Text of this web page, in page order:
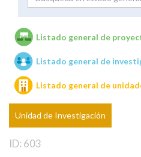
Unidades de
Listado general de
Listado general de
Listado general de
Unidad de Investigación
ID: 603